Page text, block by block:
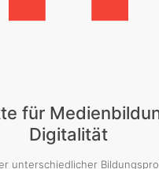
für
Digitalität
unterschiedlicher